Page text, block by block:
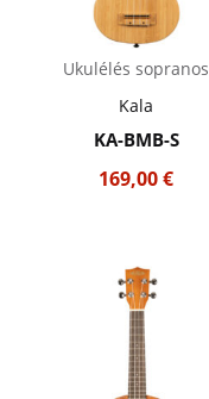
Ukulélés sopranos
Kala
KA-BMB-S
169,00€